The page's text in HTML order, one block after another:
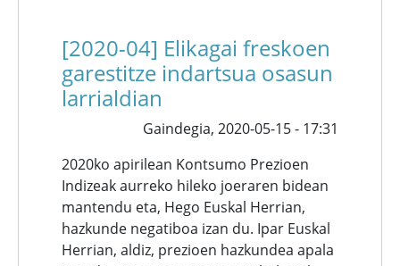
[2020-04] Elikagai freskoen
garestitze indartsua osasun
larrialdian
Gaindegia, 2020-05-15 - 17:31
2020ko apirilean Kontsumo Prezioen
Indizeak aurreko hileko joeraren bidean
mantendu eta, Hego Euskal Herrian,
hazkunde negatiboa izan du. Ipar Euskal
Herrian, aldiz, prezioen hazkundea apala